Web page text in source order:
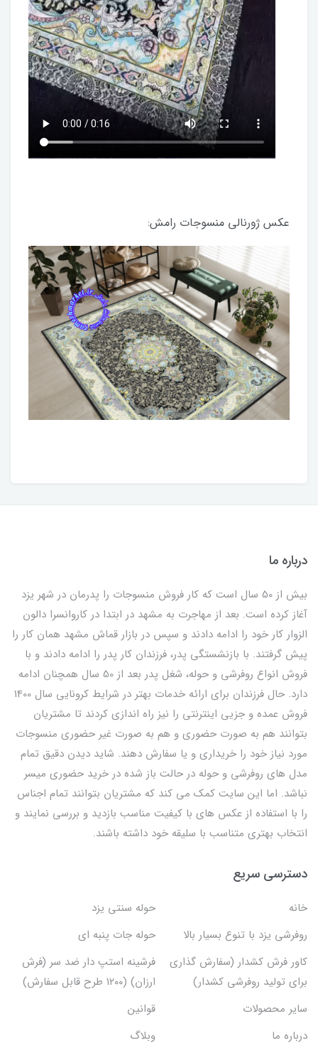
عکس ژورنالی منسوجات رامش:
درباره ما
بیش از 50 سال است که کار فروش منسوجات را پدرمان در شهر یزد
آغاز کرده است. بعد از مهاجرت به مشهد در ابتدا در کاروانسرا دالون
الزوار کار خود را ادامه دادند و سپس در بازار قماش مشهد همان کار را
پیش گرفتند. با بازنشستگی پدر، فرزندان کار پدر را ادامه دادند و با
فروش انواع روفرشی و حوله، شغل پدر بعد از 50 سال همچنان ادامه
دارد. حال فرزندان برای ارائه خدمات بهتر در شرایط کرونایی سال 1400
فروش عمده و جزیی اینترنتی را نیز راه اندازی کردند تا مشتریان
بتوانند هم به صورت حضوری و هم به صورت غیر حضوری منسوجات
مورد نیاز خود را خریداری و یا سفارش دهند. شاید دیدن دقیق تمام
مدل های روفرشی و حوله در حالت باز شده در خرید حضوری میسر
نباشد. اما این سایت کمک می کند که مشتریان بتوانند تمام اجناس
را با استفاده از عکس های با کیفیت مناسب بازدید و بررسی نمایند و
انتخاب بهتری متناسب با سلیقه خود داشته باشند.
دسترسی سریع
خانه
حوله سنتی یزد
روفرشی یزد با تنوع بسیار بالا
حوله جات پنبه ای
کاور فرش کشدار (سفارش گذاری
برای تولید روفرشی کشدار)
فرشینه استپ دار ضد سر (فرش
ارزان) (۱۲۰۰ طرح قابل سفارش)
سایر محصولات
قوانین
درباره ما
وبلاگ